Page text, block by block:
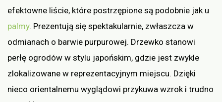
efektowne liście, które postrzępione są podobnie jak u
palmy. Prezentują się spektakularnie, zwłaszcza w
odmianach o barwie purpurowej. Drzewko stanowi
perłę ogrodów w stylu japońskim, gdzie jest zwykle
zlokalizowane w reprezentacyjnym miejscu. Dzięki
nieco orientalnemu wyglądowi przykuwa wzrok i trudno